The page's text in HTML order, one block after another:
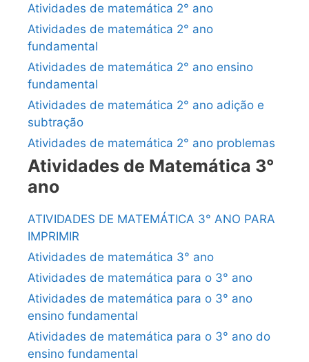
Atividades de matemática 2° ano
Atividades de matemática 2° ano
fundamental
Atividades de matemática 2° ano ensino
fundamental
Atividades de matemática 2° ano adição e
subtração
Atividades de matemática 2° ano problemas
Atividades de Matemática 3°
ano
ATIVIDADES DE MATEMÁTICA 3° ANO PARA
IMPRIMIR
Atividades de matemática 3° ano
Atividades de matemática para o 3° ano
Atividades de matemática para o 3° ano
ensino fundamental
Atividades de matemática para o 3° ano do
ensino fundamental